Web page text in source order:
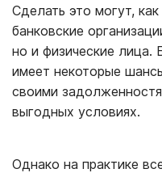
Сделать это могут,
банковские
но и физические
имеет некоторые
своими
выгодных условиях.
Однако на практике